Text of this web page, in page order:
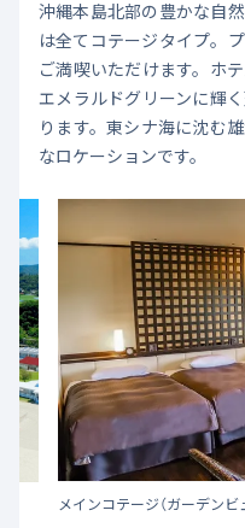
沖縄本島北部の豊かな自
は全てコテージタイプ。
ご満喫いただけます。ホ
エメラルドグリーンに輝
ります。東シナ海に沈む
なロケーションです。
メインコテージ（ガーデンビ